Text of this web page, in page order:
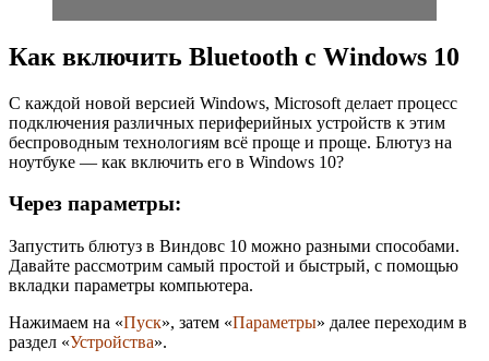
Как включить Bluetooth с Windows 10
С каждой новой версией Windows, Microsoft делает процесс
подключения различных периферийных устройств к этим
беспроводным технологиям всё проще и проще. Блютуз на
ноутбуке — как включить его в Windows 10?
Через параметры:
Запустить блютуз в Виндовс 10 можно разными способами.
Давайте рассмотрим самый простой и быстрый, с помощью
вкладки параметры компьютера.
Нажимаем на «Пуск», затем «Параметры» далее переходим в
раздел «Устройства».